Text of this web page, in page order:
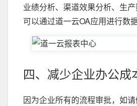
业绩分析、渠道效果分析、生
可以通过道一云OA应用进行数
四、减少企业办公成
因为企业所有的流程审批，如